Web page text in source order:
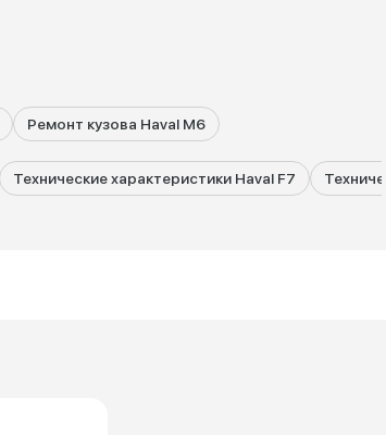
Ремонт кузова Haval M6
Технические характеристики Haval F7